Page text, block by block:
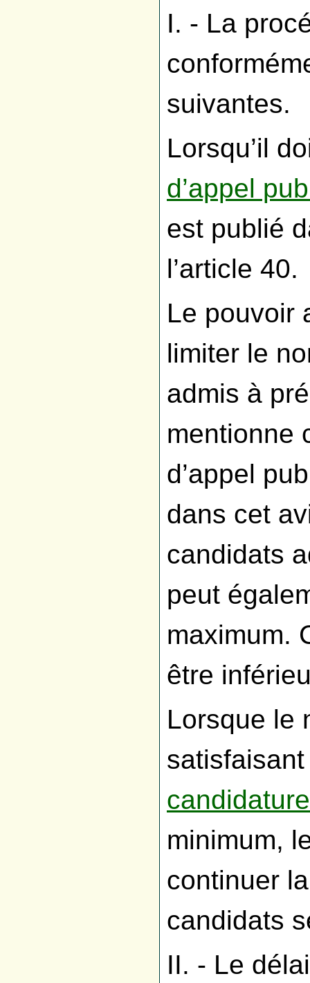
I. - La
suivantes.
Lorsqu’il
d’appel
est publié
l’article 40.
Le pouvoir
limiter le
admis à
mentionne
d’appel
dans cet
candidats
peut
maximum.
être
Lorsque le
minimum,
continuer
candidats
II. - Le